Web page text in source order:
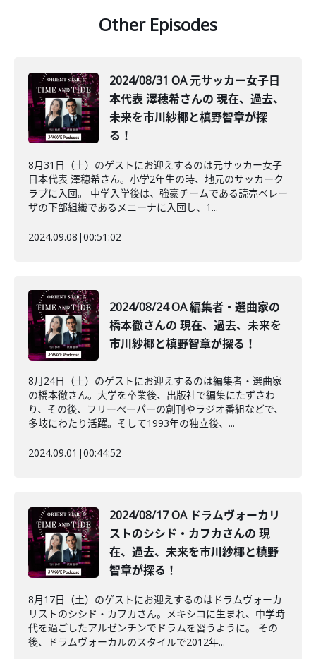
Other Episodes
2024/08/31 OA 元サッカー女子日
本代表 澤穂希さんの 現在、過去、
未来を市川紗椰と槙野智章が探
る！
8月31日（土）のゲストにお迎えするのは元サッカー女子
日本代表 澤穂希さん。小学2年生の時、地元のサッカーク
ラブに入団。 中学入学後は、強豪チームである読売ベレー
ザの下部組織であるメニーナに入団し、1...
2024.09.08 |00:51:02
2024/08/24 OA 編集者・選曲家の
橋本徹さんの 現在、過去、未来を
市川紗椰と槙野智章が探る！
8月24日（土）のゲストにお迎えするのは編集者・選曲家
の橋本徹さん。大学を卒業後、出版社で編集にたずさわ
り、その後、フリーペーパーの創刊やラジオ番組などで、
多岐にわたり活躍。そして1993年の独立後、...
2024.09.01 |00:44:52
2024/08/17 OA ドラムヴォーカリ
ストのシシド・カフカさんの 現
在、過去、未来を市川紗椰と槙野
智章が探る！
8月17日（土）のゲストにお迎えするのはドラムヴォーカ
リストのシシド・カフカさん。メキシコに生まれ、中学時
代を過ごしたアルゼンチンでドラムを習うように。 その
後、ドラムヴォーカルのスタイルで2012年...